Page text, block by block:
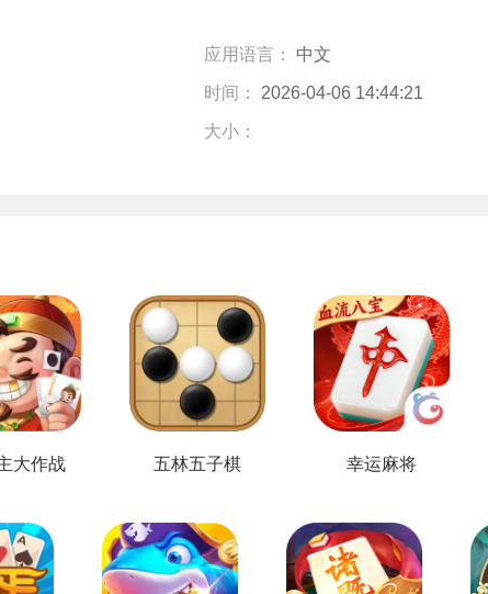
应用语言： 中文
时间： 2026-04-06 14:44:21
大小：
大作战 五林五子棋 幸运麻将